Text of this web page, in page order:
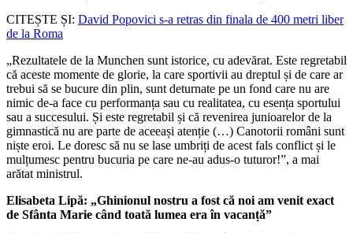
CITEȘTE ȘI: David Popovici s-a retras din finala de 400 metri liber
de la Roma
„Rezultatele de la Munchen sunt istorice, cu adevărat. Este regretabil
că aceste momente de glorie, la care sportivii au dreptul și de care ar
trebui să se bucure din plin, sunt deturnate pe un fond care nu are
nimic de-a face cu performanța sau cu realitatea, cu esența sportului
sau a succesului. Și este regretabil și că revenirea junioarelor de la
gimnastică nu are parte de aceeași atenție (…) Canotorii români sunt
niște eroi. Le doresc să nu se lase umbriți de acest fals conflict și le
mulțumesc pentru bucuria pe care ne-au adus-o tuturor!”, a mai
arătat ministrul.
Elisabeta Lipă: „Ghinionul nostru a fost că noi am venit exact
de Sfânta Marie când toată lumea era în vacanță”